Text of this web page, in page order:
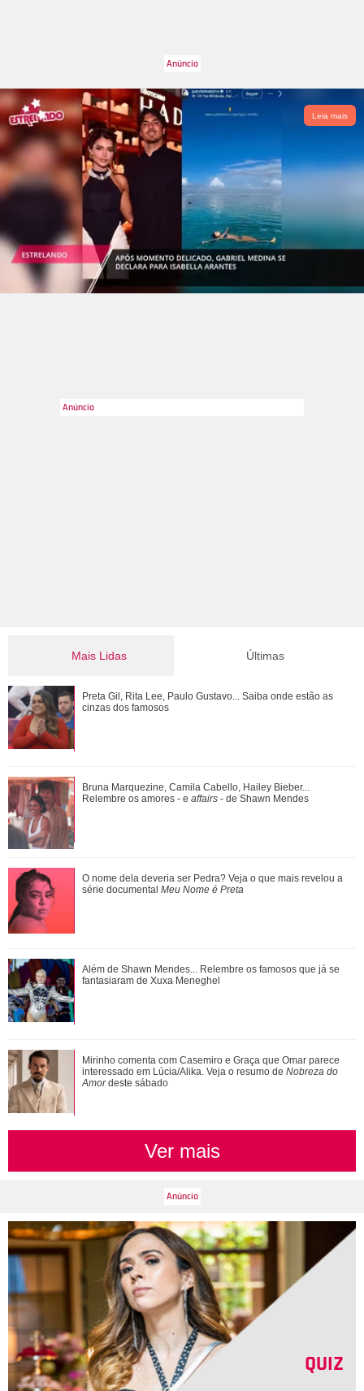
Divulgação- TV Globo 2/7
Divulgação-TV Globo 3/7
Durante a cantoria, vão surgir algumas pistas. - É aí que a
gente já começa a tentar adivinhar quem é quem nesse palco,
de brasilidade. Tem personagem do imaginário, como
Unicórnio e Monstro; do meio animal, como Jacaré e Onça-
Pintada; clássicos da culinária, como Dogão e Brigadeiro; e
muito mais.
Leia mais
Mais Lidas
Bruna Marquezine, Camila Cabello, Hailey Bieber...
Relembre os amores - e affairs - de Shawn ...
O nome dela deveria ser Pedra? Veja o que mais revelou a
série documental Meu Nome é Preta
Ariana Grande anuncia pausa na carreira após críticas ao
corpo
Ariana Grande faz desabafo em show sobre decisão de
pausar a carreira: Não foi uma reação...
Além de Shawn Mendes... Relembre os famosos que já se
fantasiaram de Xuxa Meneghel
Últimas
Preta Gil, Rita Lee, Paulo Gustavo... Saiba onde estão as
cinzas dos famosos
Bruna Marquezine, Camila Cabello, Hailey Bieber...
Relembre os amores - e affairs - de Shawn Mendes
O nome dela deveria ser Pedra? Veja o que mais revelou a
série documental Meu Nome é Preta
Além de Shawn Mendes... Relembre os famosos que já se
fantasiaram de Xuxa Meneghel
Mirinho comenta com Casemiro e Graça que Omar parece
interessado em Lúcia/Alika. Veja o resumo de Nobreza do
Amordeste sábado
Ver mais
QUIZ